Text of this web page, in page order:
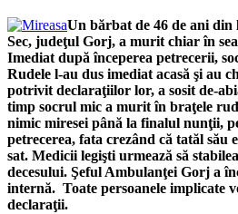
Un bărbat de 46 de ani
Sec, judeţul Gorj, a murit chiar în
Imediat după începerea petrecerii,
Rudele l-au dus imediat acasă şi au
potrivit declaraţiilor lor, a sosit de-
timp socrul mic a murit în braţele
nimic miresei până la finalul nunţii,
petrecerea, fata crezând că tatăl său
sat. Medicii legişti urmează să
decesului. Şeful Ambulanţei Gorj a
internă. Toate persoanele implicate
declaraţii.